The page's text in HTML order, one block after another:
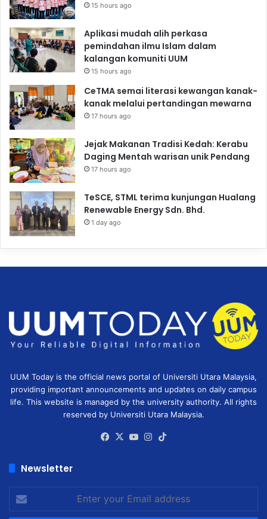
15 hours ago
Aplikasi mudah alih perkasa
pemindahan ilmu Islam dalam
kalangan komuniti UUM
15 hours ago
CeTMA semai literasi kewangan kanak-
kanak melalui pertandingan mewarna
17 hours ago
Jejak Makanan Tradisi Kedah: Kerabu
Daging Mentah warisan unik Pendang
17 hours ago
TeSCE, STML terima kunjungan Hualang
Renewable Energy Sdn. Bhd.
1 day ago
UUM Today is the official news portal of Universiti Utara Malaysia,
providing important announcements and updates on daily campus
life. This website is managed by the university authority. All rights
reserved by Universiti Utara Malaysia.
Facebook
X YouTubeInstagram
Newsletter
your